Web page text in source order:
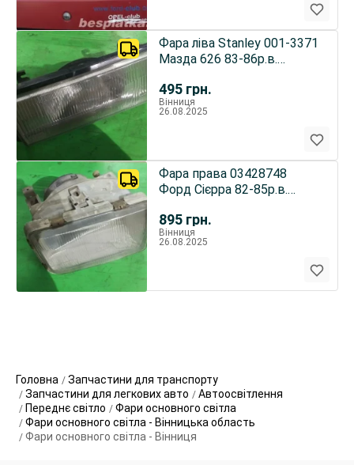
495 грн.
Фара ліва Stanley 001-3371
Мазда 626 83-86р.в.
Вінниця
26.08.2025
895 грн.
Фара права 03428748
Форд Сієрра 82-85р.в.
Вінниця
26.08.2025
Головна
Запчастини для транспорту
Запчастини для легкових авто
Автоосвітлення
Переднє світло
Фари основного світла
Фари основного світла - Вінницька область
Фари основного світла - Вінниця